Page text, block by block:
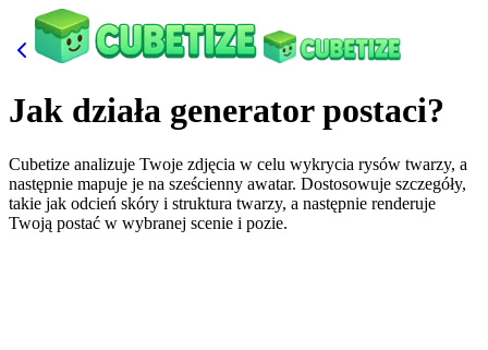
Jak działa generator postaci?
Cubetize analizuje Twoje zdjęcia w celu wykrycia rysów twarzy, a
następnie mapuje je na sześcienny awatar. Dostosowuje szczegóły,
takie jak odcień skóry i struktura twarzy, a następnie renderuje
Twoją postać w wybranej scenie i pozie.